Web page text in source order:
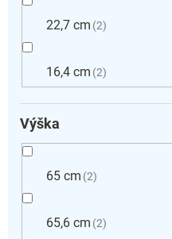
22,7 cm 2
16,4 cm 2
Výška
65 cm 2
65,6 cm 2